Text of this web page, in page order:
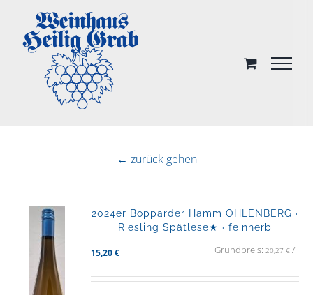
content
← zurück gehen
2024er Bopparder Hamm OHLENBERG ·
Riesling Spätlese★ · feinherb
15,20€ Grundpreis: 20,27 €/ l